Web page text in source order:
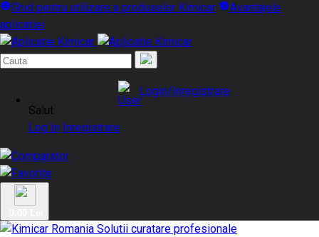
Ghid pentru utilizare a produselor Kimicar
Avantajele
aplicatiei
Login/Inregistrare
Salut
Log In Inregistrare